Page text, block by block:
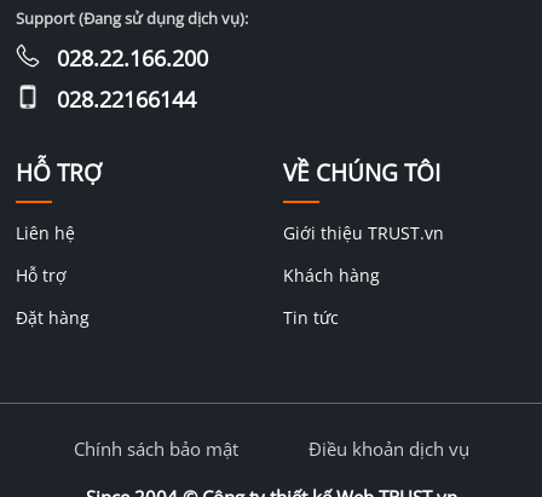
HỖ TRỢ
Liên hệ
Hỗ trợ
Đặt hàng
VỀ CHÚNG TÔI
Giới thiệu TRUST.vn
Khách hàng
Tin tức
Support (Đang sử dụng dịch vụ):
028.22.166.200
028.22166144
Chính sách bảo mật Điều khoản dịch vụ